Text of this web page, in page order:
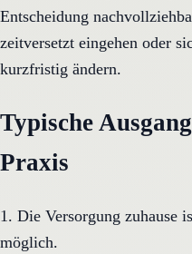
Entscheidung
zeitversetzt eingehen oder
kurzfristig ändern.
Typische
Praxis
1. Die Versorgung zuhause
möglich.